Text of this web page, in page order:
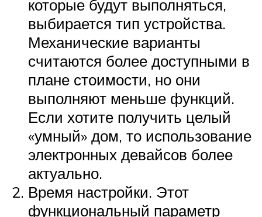
которые будут выполняться,
выбирается тип устройства.
Механические варианты
считаются более доступными в
плане стоимости, но они
выполняют меньше функций.
Если хотите получить целый
«умный» дом, то использование
электронных девайсов более
актуально.
Время настройки. Этот
функциональный параметр